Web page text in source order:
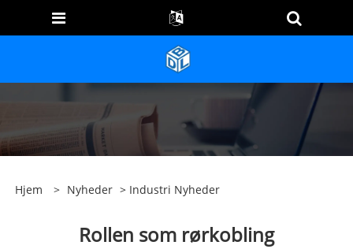
Hjem > Nyheder > Industri Nyheder
Rollen som rørkobling